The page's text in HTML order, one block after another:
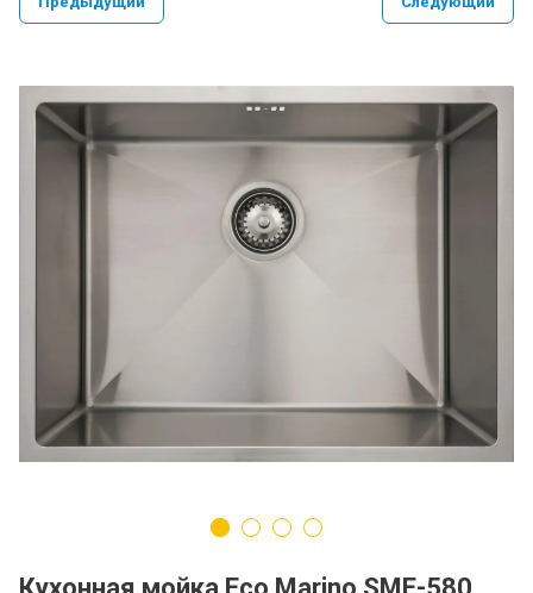
PAULMARK VELLO YUMI LASSAN
PAULMARK REFINE SYSTEM
Paulmark Презентация Мойка+коландер
Смеситель PAULMARK SERPENTINE
Ролл-маты PAULMARK
Мойки PAULMARK VAST-PRO, BRIM-PRO
Посудомоечные машины MIDEA